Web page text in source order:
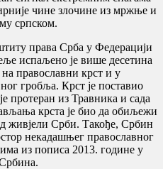
чине злочине из мржње и
српском.
права Срба у Федерацији
испаљено је више десетина
на православни крст и у
гробља. Крст је поставио
протеран из Травника и сада
крста је био да обиљежи
живјели Срби. Такође, Србин
некадашњег православног
из пописа 2013. године у